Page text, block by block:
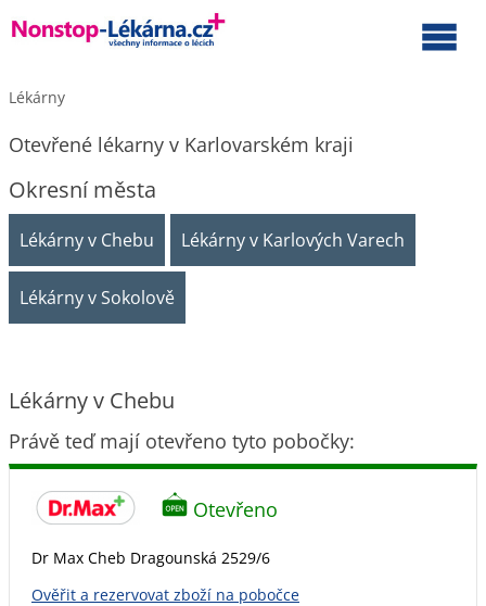
Lékárny
Otevřené lékarny v Karlovarském kraji
Okresní města
Lékárny v Chebu Lékárny v Karlových Varech
Lékárny v Sokolově
Lékárny v Chebu
Právě teď mají otevřeno tyto pobočky:
Otevřeno
Dr Max Cheb Dragounská 2529/6
Ověřit a rezervovat zboží na pobočce